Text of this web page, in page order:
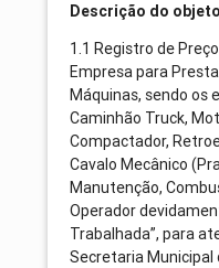
Descrição do objeto
1.1 Registro de
Empresa para
Máquinas, sendo os
Caminhão Truck,
Compactador,
Cavalo Mecânico
Manutenção,
Operador
Trabalhada”, para
Secretaria